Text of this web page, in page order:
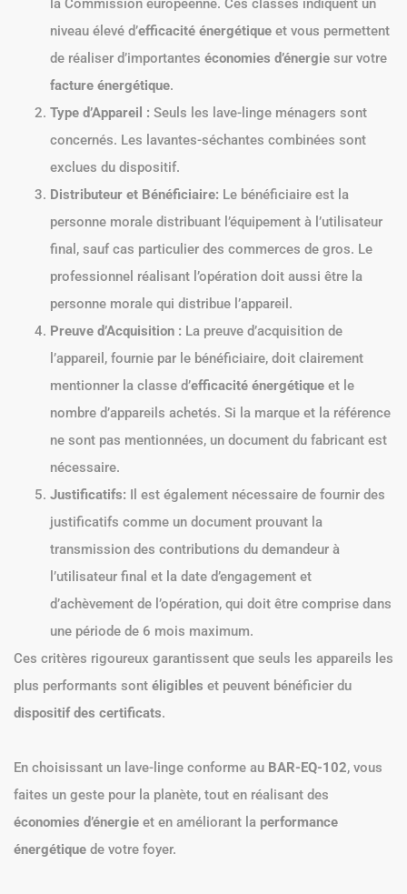
niveau élevé d’efficacité énergétique et vous permettent
de réaliser d’importantes économies d’énergie sur votre
facture énergétique.
Type d’Appareil : Seuls les lave-linge ménagers sont
concernés. Les lavantes-séchantes combinées sont
exclues du dispositif.
Distributeur et Bénéficiaire: Le bénéficiaire est la
personne morale distribuant l’équipement à l’utilisateur
final, sauf cas particulier des commerces de gros. Le
professionnel réalisant l’opération doit aussi être la
personne morale qui distribue l’appareil.
Preuve d’Acquisition : La preuve d’acquisition de
l’appareil, fournie par le bénéficiaire, doit clairement
mentionner la classe d’efficacité énergétique et le
nombre d’appareils achetés. Si la marque et la référence
ne sont pas mentionnées, un document du fabricant est
nécessaire.
Justificatifs: Il est également nécessaire de fournir des
justificatifs comme un document prouvant la
transmission des contributions du demandeur à
l’utilisateur final et la date d’engagement et
d’achèvement de l’opération, qui doit être comprise dans
une période de 6 mois maximum.
Ces critères rigoureux garantissent que seuls les appareils les
plus performants sont éligibles et peuvent bénéficier du
dispositif des certificats.
En choisissant un lave-linge conforme au BAR-EQ-102, vous
faites un geste pour la planète, tout en réalisant des
économies d’énergie et en améliorant la performance
énergétique de votre foyer.